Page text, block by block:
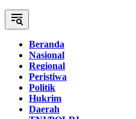
Beranda
Nasional
Regional
Peristiwa
Politik
Hukrim
Daerah